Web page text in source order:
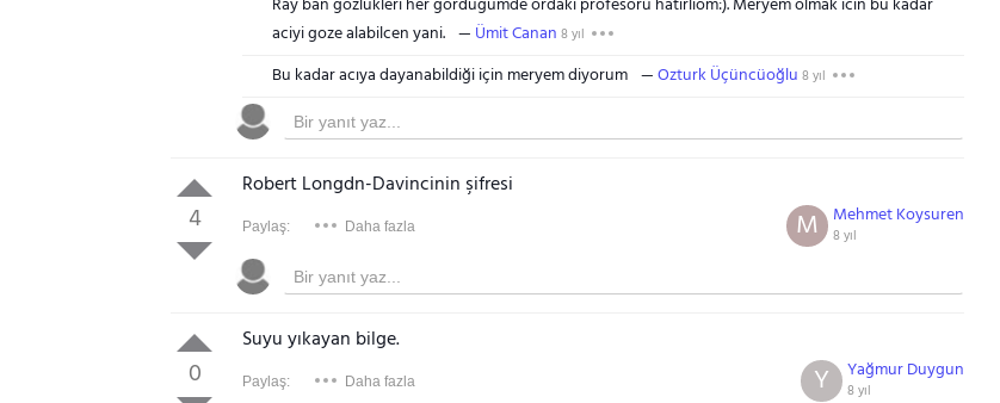
aciyi goze alabilcen yani.
Ümit Canan 8 yıl
Bu kadar acıya dayanabildiği için meryem diyorum Ozturk Üçüncüoğlu 8 yıl
4
Robert Longdn-Davincinin şifresi
Paylaş: Daha fazla Mehmet Koysuren
8 yıl
M
0
Suyu yıkayan bilge.
Paylaş: Daha fazla Yağmur Duygun
8 yıl
Y